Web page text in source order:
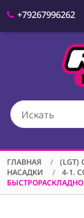
+79267996262
(OPT) ОПТИКА
(LGT)
ГЛАВНАЯ /
НАСАДКИ
/ 4-1.
БЫСТРОРАСКЛАДНОЙ